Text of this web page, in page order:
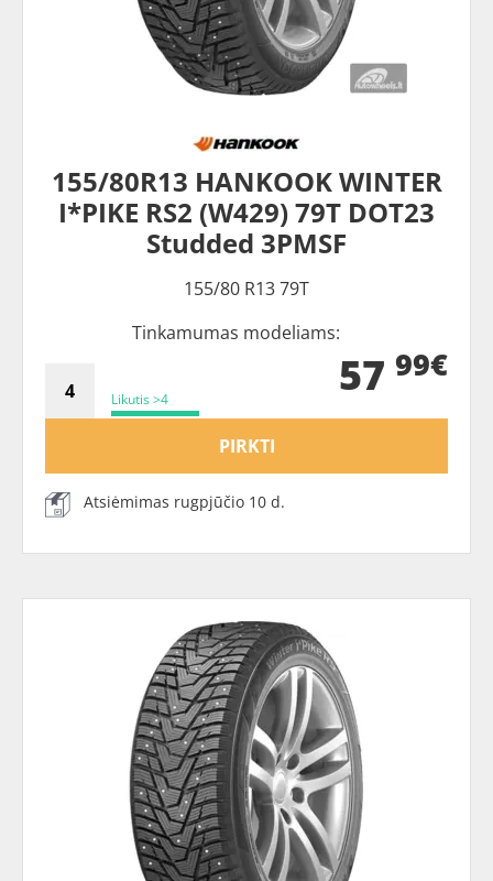
155/80R13 HANKOOK WINTER
I*PIKE RS2 (W429) 79T DOT23
Studded 3PMSF
155/80 R13 79T
Tinkamumas modeliams:
Likutis >4 57 99€
PIRKTI
Atsiėmimas rugpjūčio 10 d.